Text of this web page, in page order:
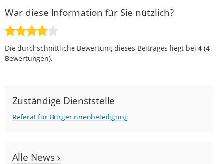
War diese Information für Sie nützlich?
Die durchschnittliche Bewertung dieses Beitrages liegt bei 4 (4
Bewertungen).
Zuständige Dienststelle
Referat für BürgerInnenbeteiligung
Alle News